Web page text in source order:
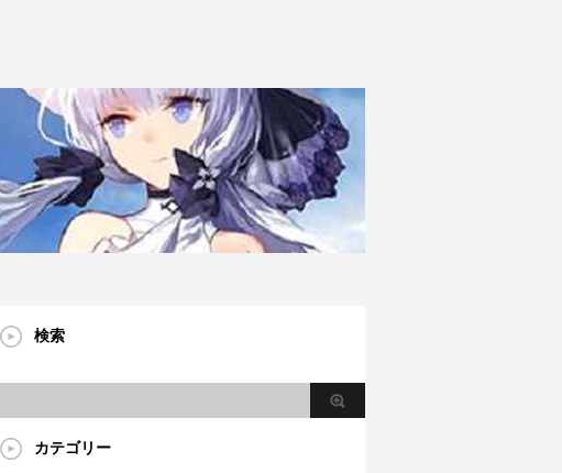
検索
カテゴリー